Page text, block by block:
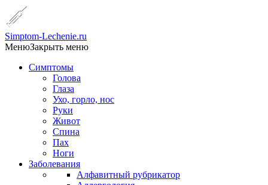
Simptom-Lechenie.ru
МенюЗакрыть меню
Симптомы
Голова
Глаза
Ухо, горло, нос
Руки
Живот
Спина
Пах
Ноги
Заболевания
Алфавитный рубрикатор